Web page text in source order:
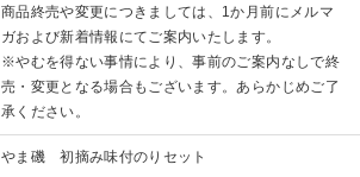
商品終売や変更につきましては、1か月前にメルマ
ガおよび新着情報にてご案内いたします。
※やむを得ない事情により、事前のご案内なしで終
売・変更となる場合もございます。あらかじめご了
承ください。
やま磯 初摘み味付のりセット